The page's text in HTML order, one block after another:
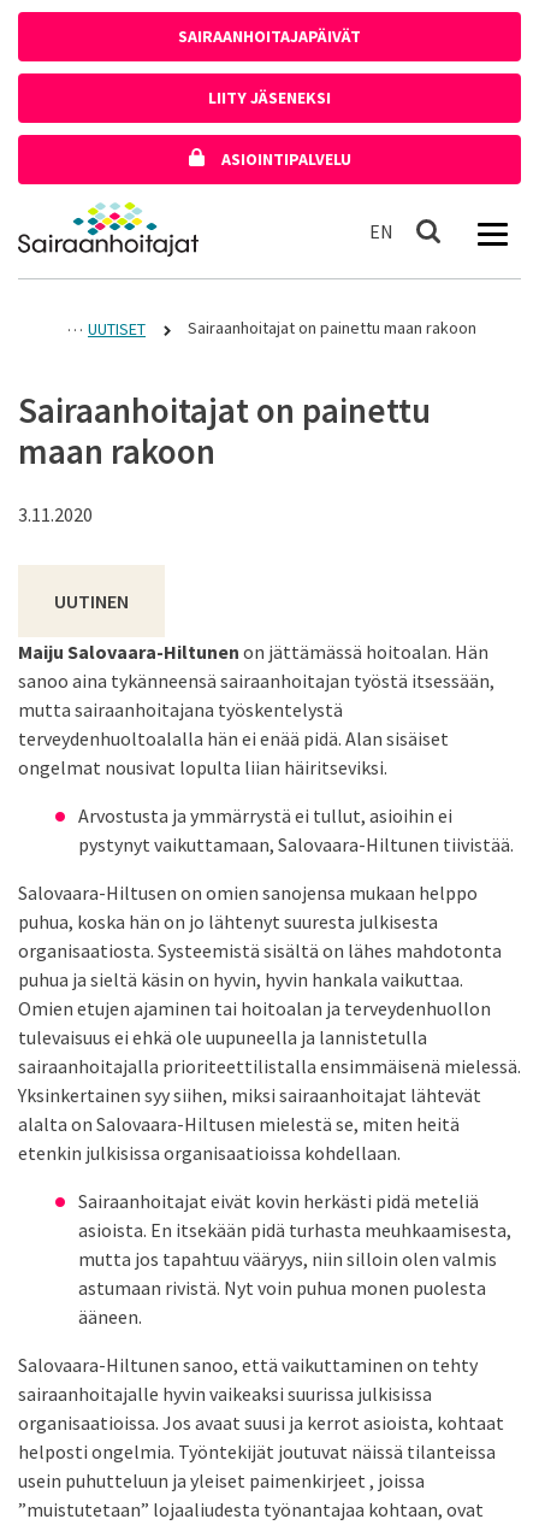
SAIRAANHOITAJAPÄIVÄT
LIITY JÄSENEKSI
ASIOINTIPALVELU
Etusivulle
EN In English
Haku
UUTISET Sairaanhoitajat on painettu maan rakoon
Sairaanhoitajat on painettu
maan rakoon
3.11.2020
UUTINEN
Maiju Salovaara-Hiltunen on jättämässä hoitoalan. Hän
sanoo aina tykänneensä sairaanhoitajan työstä itsessään,
mutta sairaanhoitajana työskentelystä
terveydenhuoltoalalla hän ei enää pidä. Alan sisäiset
ongelmat nousivat lopulta liian häiritseviksi.
Arvostusta ja ymmärrystä ei tullut, asioihin ei
pystynyt vaikuttamaan, Salovaara-Hiltunen tiivistää.
Salovaara-Hiltusen on omien sanojensa mukaan helppo
puhua, koska hän on jo lähtenyt suuresta julkisesta
organisaatiosta. Systeemistä sisältä on lähes mahdotonta
puhua ja sieltä käsin on hyvin, hyvin hankala vaikuttaa.
Omien etujen ajaminen tai hoitoalan ja terveydenhuollon
tulevaisuus ei ehkä ole uupuneella ja lannistetulla
sairaanhoitajalla prioriteettilistalla ensimmäisenä mielessä.
Yksinkertainen syy siihen, miksi sairaanhoitajat lähtevät
alalta on Salovaara-Hiltusen mielestä se, miten heitä
etenkin julkisissa organisaatioissa kohdellaan.
Sairaanhoitajat eivät kovin herkästi pidä meteliä
asioista. En itsekään pidä turhasta meuhkaamisesta,
mutta jos tapahtuu vääryys, niin silloin olen valmis
astumaan rivistä. Nyt voin puhua monen puolesta
ääneen.
Salovaara-Hiltunen sanoo, että vaikuttaminen on tehty
sairaanhoitajalle hyvin vaikeaksi suurissa julkisissa
organisaatioissa. Jos avaat suusi ja kerrot asioista, kohtaat
helposti ongelmia. Työntekijät joutuvat näissä tilanteissa
usein puhutteluun ja yleiset paimenkirjeet , joissa
”muistutetaan” lojaaliudesta työnantajaa kohtaan, ovat